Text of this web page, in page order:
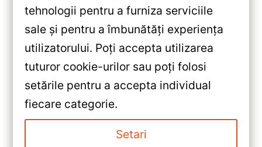
«Teyes — Navigație Auto CC2
Plus MINI 9″ (6+128GB) —
Avantaje, Dezavantaje & Puncte
Forte
Navigatie Auto Teyes CC3 Opel
Insignia 2008-2013 4+32GB 9″
tehnologii pentru a furniza serviciile
sale și pentru a îmbunătăți experiența
utilizatorului. Poți accepta utilizarea
tuturor cookie-urilor sau poți folosi
setările pentru a accepta individual
fiecare categorie.
Setari